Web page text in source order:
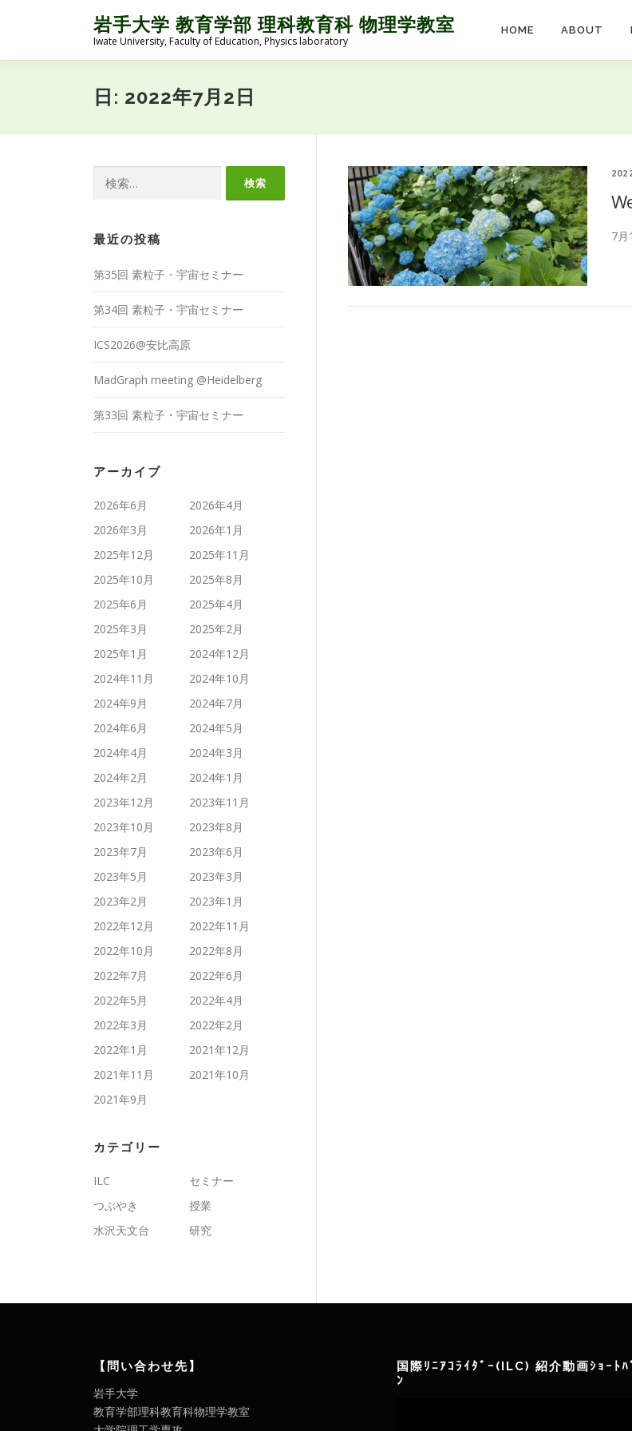
ン
キ
岩手大学 教育学部 理科教育科 物理学教室
Iwate University, Faculty of Education, Physics laboratory
HOME ABOUT
日: 2022年7月2日
7
最近の投稿
第35回 素粒子・宇宙セミナー
第34回 素粒子・宇宙セミナー
ICS2026@安比高原
MadGraph meeting @Heidelberg
第33回 素粒子・宇宙セミナー
アーカイブ
2026年6月
2026年4月
2026年3月
2026年1月
2025年12月
2025年11月
2025年10月
2025年8月
2025年6月
2025年4月
2025年3月
2025年2月
2025年1月
2024年12月
2024年11月
2024年10月
2024年9月
2024年7月
2024年6月
2024年5月
2024年4月
2024年3月
2024年2月
2024年1月
2023年12月
2023年11月
2023年10月
2023年8月
2023年7月
2023年6月
2023年5月
2023年3月
2023年2月
2023年1月
2022年12月
2022年11月
2022年10月
2022年8月
2022年7月
2022年6月
2022年5月
2022年4月
2022年3月
2022年2月
2022年1月
2021年12月
2021年11月
2021年10月
2021年9月
カテゴリー
ILC
セミナー
つぶやき
授業
水沢天文台
研究
【問い合わせ先】
岩手大学
教育学部理科教育科物理学教室
国際ﾘﾆｱｺﾗｲﾀﾞｰ(ILC) 紹介動画ｼｮｰﾄﾊ
ﾝ